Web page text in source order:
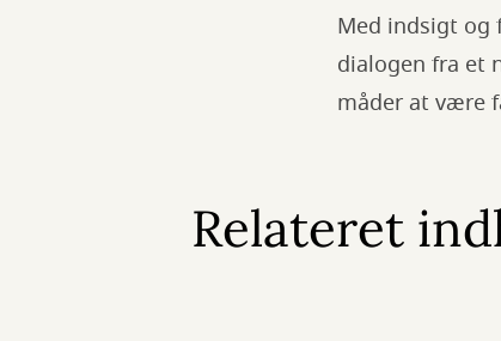
Med indsigt og
dialogen fra et
måder at være
Relateret